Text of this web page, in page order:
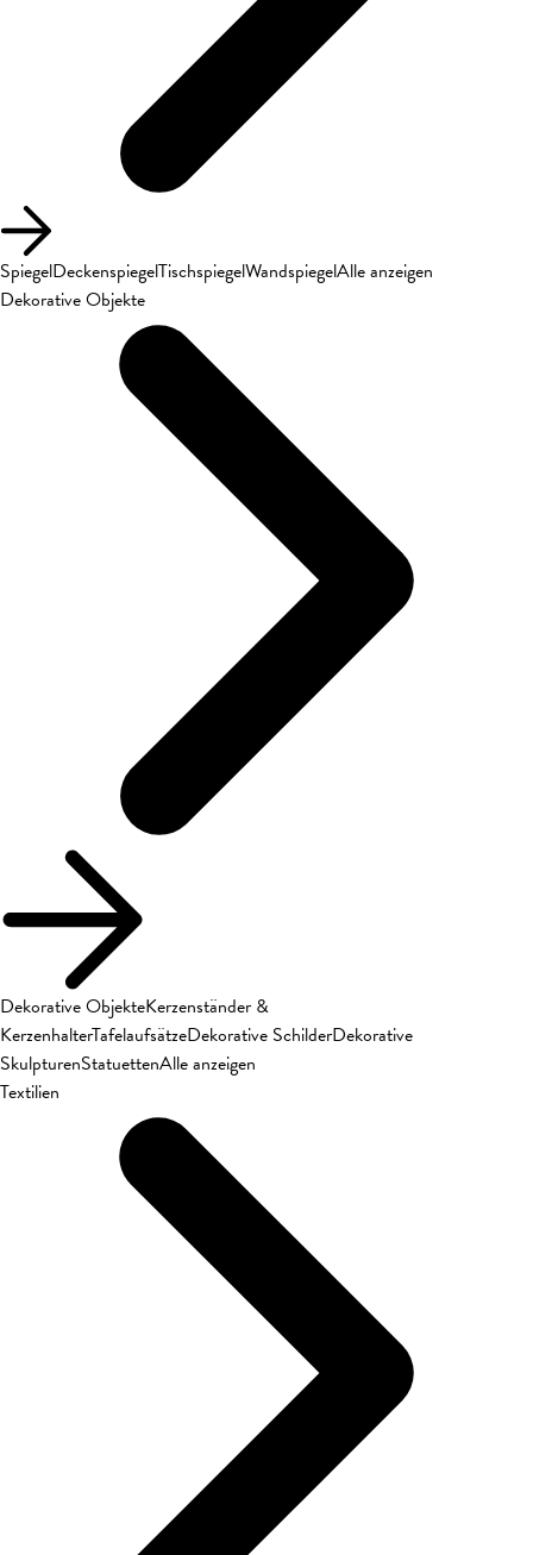
SpiegelDeckenspiegelTischspiegelWandspiegelAlle anzeigen
Dekorative Objekte
Dekorative ObjekteKerzenständer &
KerzenhalterTafelaufsätzeDekorative SchilderDekorative
SkulpturenStatuettenAlle anzeigen
Textilien